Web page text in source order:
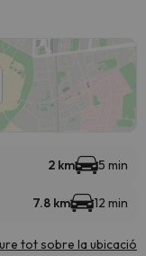
2 km 5 min
7.8 km 12 min
tot sobre la ubicació